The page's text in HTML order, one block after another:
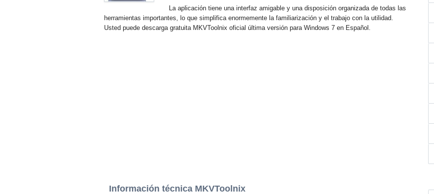
La aplicación tiene una interfaz amigable y una disposición organizada de todas las
herramientas importantes, lo que simplifica enormemente la familiarización y el trabajo con la utilidad.
Usted puede descarga gratuita MKVToolnix oficial última versión para Windows 7 en Español.
Información técnica MKVToolnix